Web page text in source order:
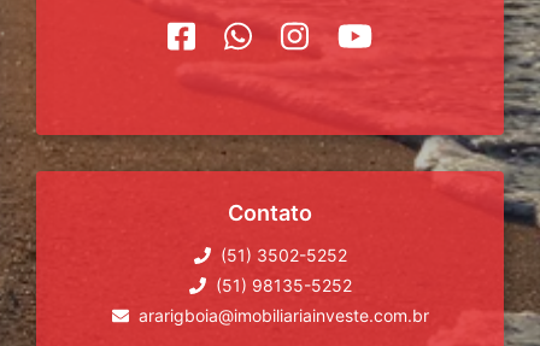
Contato
(51) 3502-5252
(51) 98135-5252
ararigboia@imobiliariainveste.com.br